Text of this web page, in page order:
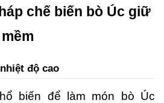
chế biến bò Úc giữ
độ cao
biến để làm món bò Úc